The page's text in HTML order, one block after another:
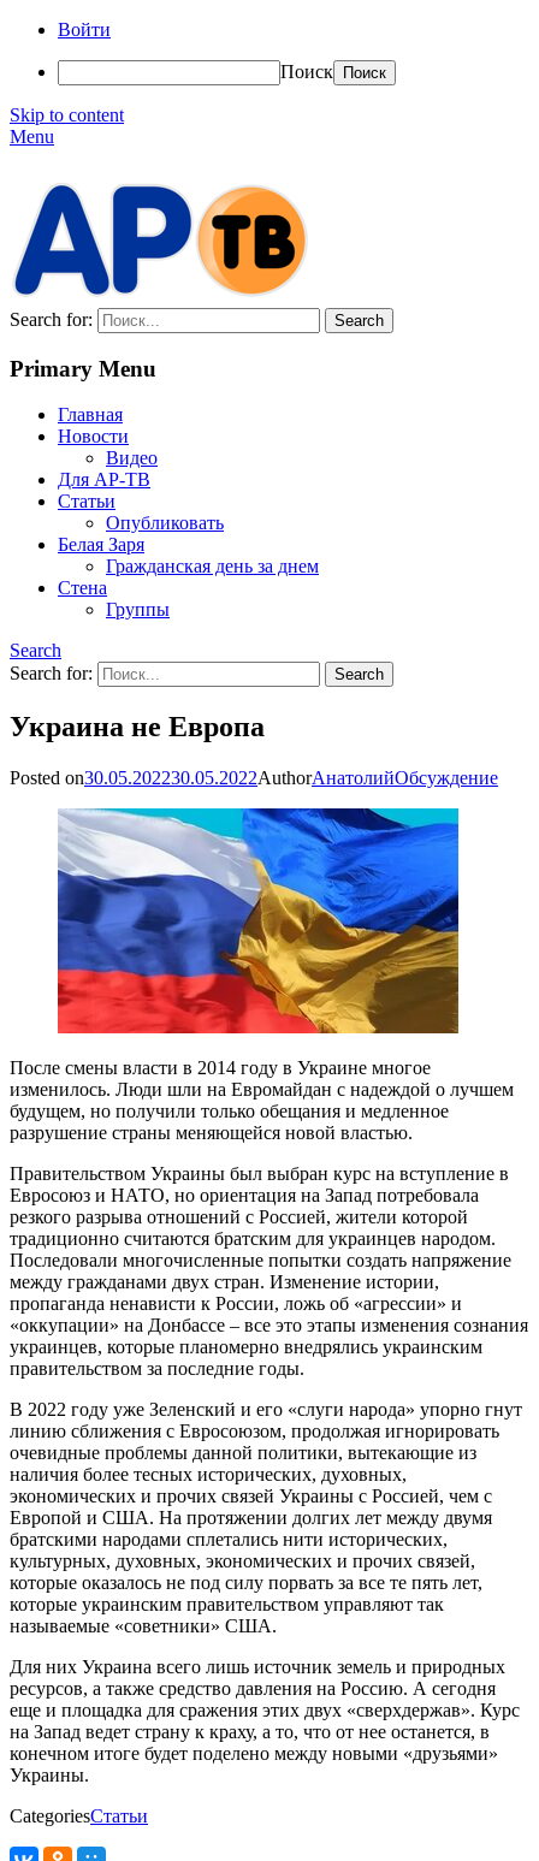
Войти
Поиск
Skip to content
Menu
Search for:
Primary Menu
Главная
Новости
Видео
Для АР-ТВ
Статьи
Опубликовать
Белая Заря
Гражданская день за днем
Стена
Группы
Search
Search for:
Украина не Европа
Posted on30.05.202230.05.2022AuthorАнатолийОбсуждение
После смены власти в 2014 году в Украине многое
изменилось. Люди шли на Евромайдан с надеждой о лучшем
будущем, но получили только обещания и медленное
разрушение страны меняющейся новой властью.
Правительством Украины был выбран курс на вступление в
Евросоюз и НАТО, но ориентация на Запад потребовала
резкого разрыва отношений с Россией, жители которой
традиционно считаются братским для украинцев народом.
Последовали многочисленные попытки создать напряжение
между гражданами двух стран. Изменение истории,
пропаганда ненависти к России, ложь об «агрессии» и
«оккупации» на Донбассе – все это этапы изменения сознания
украинцев, которые планомерно внедрялись украинским
правительством за последние годы.
В 2022 году уже Зеленский и его «слуги народа» упорно гнут
линию сближения с Евросоюзом, продолжая игнорировать
очевидные проблемы данной политики, вытекающие из
наличия более тесных исторических, духовных,
экономических и прочих связей Украины с Россией, чем с
Европой и США. На протяжении долгих лет между двумя
братскими народами сплетались нити исторических,
культурных, духовных, экономических и прочих связей,
которые оказалось не под силу порвать за все те пять лет,
которые украинским правительством управляют так
называемые «советники» США.
Для них Украина всего лишь источник земель и природных
ресурсов, а также средство давления на Россию. А сегодня
еще и площадка для сражения этих двух «сверхдержав». Курс
на Запад ведет страну к краху, а то, что от нее останется, в
конечном итоге будет поделено между новыми «друзьями»
Украины.
CategoriesСтатьи